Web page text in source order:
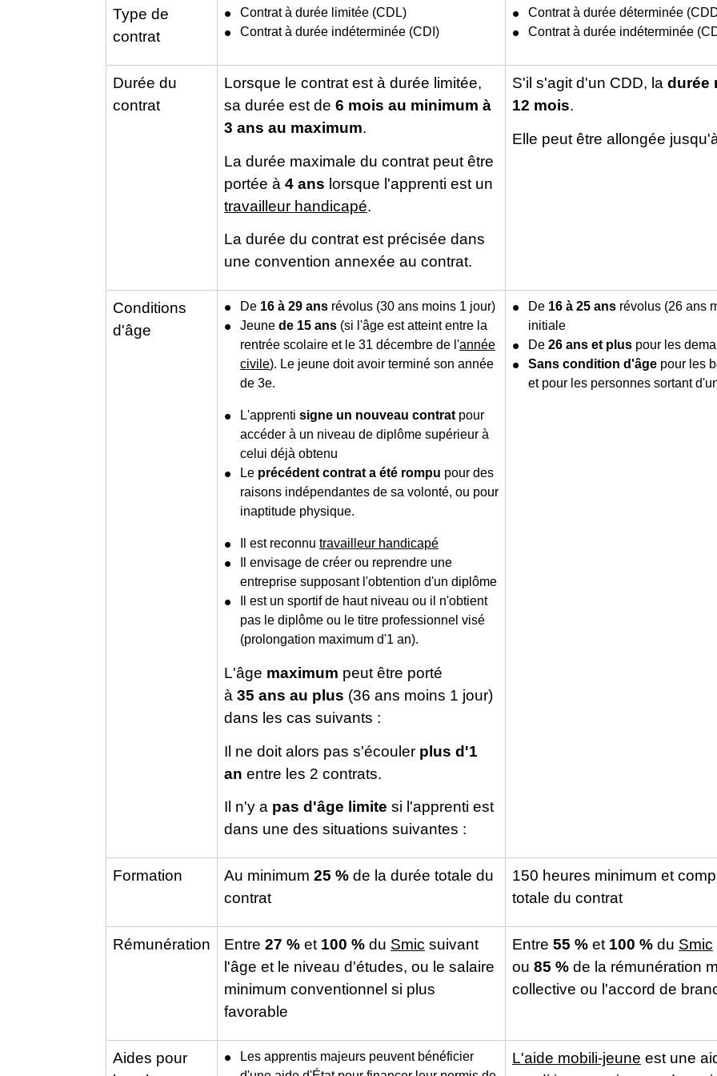
Type de
contrat
Contrat à durée limitée (CDL)
Contrat à durée indéterminée (CDI)
Contrat à durée déterminée
Contrat à durée indéterminée
Durée du
contrat
Lorsque le contrat est à durée limitée,
sa durée est de 6 mois au minimum à
3 ans au maximum.
La durée maximale du contrat peut être
portée à 4 ans lorsque l'apprenti est un
travailleur handicapé.
La durée du contrat est précisée dans
une convention annexée au contrat.
S'il s'agit d'un CDD, la durée
12 mois.
Elle peut être allongée
Conditions
d'âge
De 16 à 29 ans révolus (30 ans moins 1 jour)
Jeune de 15 ans (si l'âge est atteint entre la
rentrée scolaire et le 31 décembre de l'année
civile). Le jeune doit avoir terminé son année
de 3e.
L'apprenti signe un nouveau contrat pour
accéder à un niveau de diplôme supérieur à
celui déjà obtenu
Le précédent contrat a été rompu pour des
raisons indépendantes de sa volonté, ou pour
inaptitude physique.
Il est reconnu travailleur handicapé
Il envisage de créer ou reprendre une
entreprise supposant l'obtention d'un diplôme
Il est un sportif de haut niveau ou il n'obtient
pas le diplôme ou le titre professionnel visé
(prolongation maximum d'1 an).
L'âge maximum peut être porté
à 35 ans au plus (36 ans moins 1 jour)
dans les cas suivants :
Il ne doit alors pas s'écouler plus d'1
an entre les 2 contrats.
Il n'y a pas d'âge limite si l'apprenti est
dans une des situations suivantes :
De 16 à 25 ans révolus (26 ans
initiale
De 26 ans et plus pour les
Sans condition d'âge pour les
et pour les personnes sortant
Formation Au minimum 25 % de la durée totale du
contrat
150 heures minimum et
totale du contrat
Rémunération Entre 27 % et 100 % du Smic suivant
l'âge et le niveau d'études, ou le salaire
minimum conventionnel si plus
favorable
Entre 55 % et 100 % du Smic
ou 85 % de la rémunération
collective ou l'accord de
Aides pour
Les apprentis majeurs peuvent bénéficier
L'aide mobili-jeune est une